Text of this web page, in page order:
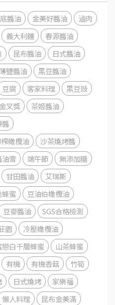
醬油 金美好醬油
滷肉
義大利麵
春源醬油
昆布醬油
日式醬油
薄鹽醬油
黑豆醬油
豆腐 客家料理
黑豆豉
金叉獎
茶姬醬油
醬
橄欖油
沙茶燒烤醬
油膏 端午節
無添加糖
甘田醬油
艾瑞斯
蜂蜜
豆油伯橄欖油
豆麥醬油
SGS合格檢測
園
冷壓橄欖油
戀白千層蜂蜜
山茶蜂蜜
有機 有機香菇
竹筍
日式燒烤
家樂福
懶人料理
昆布金美滿